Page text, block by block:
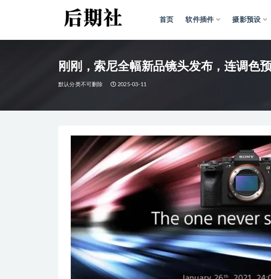
首页 软件插件 摄影预设
刚刚，索尼全幅新品镜头发布，连调色
默认分类不可删除 2025-03-11